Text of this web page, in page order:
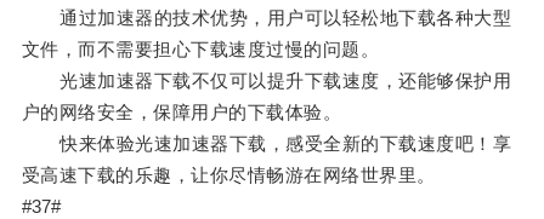
通过加速器的技术优势，用户可以轻松地下载各种大型
文件，而不需要担心下载速度过慢的问题。
光速加速器下载不仅可以提升下载速度，还能够保护用
户的网络安全，保障用户的下载体验。
快来体验光速加速器下载，感受全新的下载速度吧！享
受高速下载的乐趣，让你尽情畅游在网络世界里。
#37#